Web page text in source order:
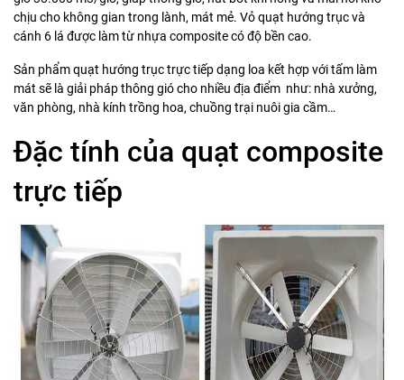
chịu cho không gian trong lành, mát mẻ. Vỏ quạt hướng trục và
cánh 6 lá được làm từ nhựa composite có độ bền cao.
Sản phẩm quạt hướng trục trực tiếp dạng loa kết hợp với tấm làm
mát sẽ là giải pháp thông gió cho nhiều địa điểm như: nhà xưởng,
văn phòng, nhà kính trồng hoa, chuồng trại nuôi gia cầm…
Đặc tính của quạt composite
trực tiếp